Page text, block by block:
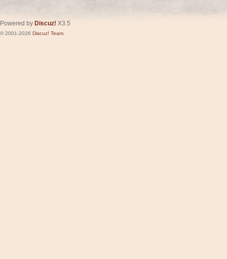
Powered by Discuz! X3.5
© 2001-2026 Discuz! Team